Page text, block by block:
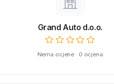
Grand Auto d.o.o.
Nema ocjene · 0 ocjena